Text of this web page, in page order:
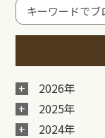
2026年
2025年
2024年